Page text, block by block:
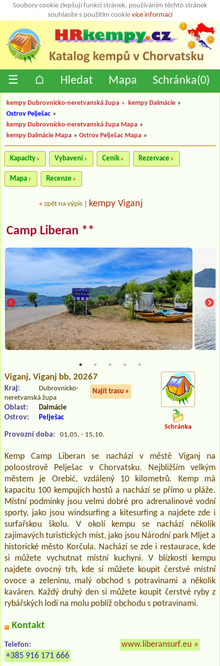
Soubory cookie zlepšují funkci stránek, používáním těchto stránek
souhlasíte s použitím cookie více informací
☰ ⌂ Hledat Mapa Schránka(0)
kempy Dubrovnicko-neretvanská župa » kempy Dalmácie »
Ostrov Pelješac »
kempy Dubrovnicko-neretvanská župa Mapa »
kempy Dalmácie Mapa » Ostrov Pelješac Mapa »
Kapacity Vybavení Ceník Rezervace
Mapa Recenze
« zpět na výpis kempy Viganj
Camp Liberan **
Viganj, Viganj bb, 20267
Najít trasu »
Kraj:
Dubrovnicko-
neretvanská župa
Oblast: Dalmácie
Ostrov: Pelješac
Provozní doba: 01.05. - 15.10.
Schránka
Kemp Camp Liberan se nachází v městě Viganj na
poloostrově Pelješac v Chorvatsku. Nejbližším velkým
městem je Orebić, vzdálený 10 kilometrů. Kemp má
kapacitu 100 kempujích hostů a nachází se přímo u pláže.
Místní podmínky jsou velmi dobré pro adrenalinové vodní
sporty, jako jsou windsurfing a kitesurfing a najdete zde i
surfařskou školu. V okolí kempu se nachází několik
zajímavých turistických míst, jako jsou Národní park Mljet a
historické město Korčula. Nachází se zde i restaurace, kde
si můžete vychutnat místní kuchyni. V blízkosti kempu
najdete ovocný trh, kde si můžete koupit čerstvé místní
ovoce a zeleninu, malý obchod s potravinami a několik
kaváren. Každý druhý den si můžete koupit čerstvé ryby z
rybářských lodí na molu poblíž obchodu s potravinami.
Kontakt
Telefon:
+385 916 171 666
www.liberansurf.eu »